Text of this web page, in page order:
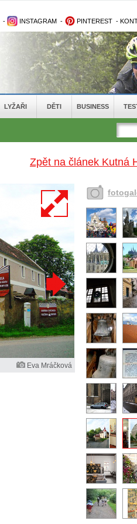
- INSTAGRAM - PINTEREST -
LYŽAŘI DĚTI BUSINESS
Zpět na článek Kutná
Eva Mráčková